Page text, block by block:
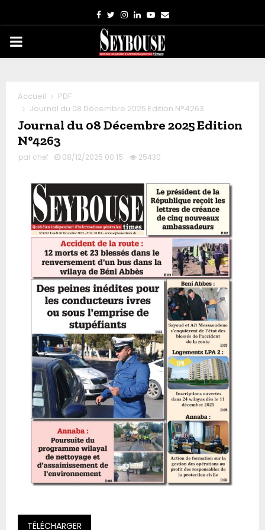
Facebook
TwitterInstagram
LinkedinYoutube
Email
PRIMARY
Accueil
PDF
Journal du 08 Décembre 2025 Edition N°4263
Journal du 08 Décembre 2025 Edition
N°4263
par chef 08/12/2025 00:15 25430
TÉLÉCHARGER